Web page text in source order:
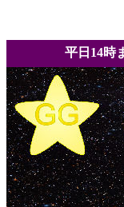
平日14時